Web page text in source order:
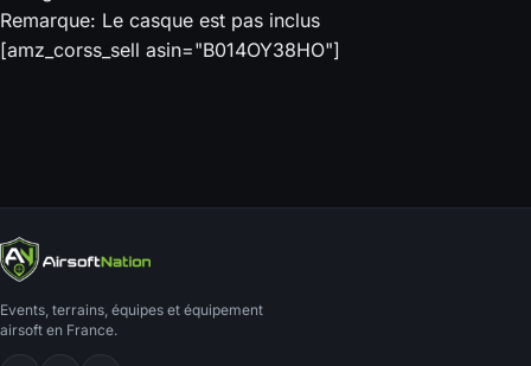
Remarque: Le casque est pas inclus
[amz_corss_sell asin="B014OY38HO"]
Events, terrains, équipes et équipement
airsoft en France.